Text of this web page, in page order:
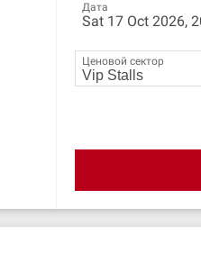
Дата
Sat 17 Oct 2026,
Ценовой сектор